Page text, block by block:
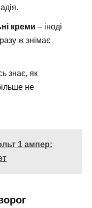
креми – іноді
ж знімає
знає, як
не
1 ампер: